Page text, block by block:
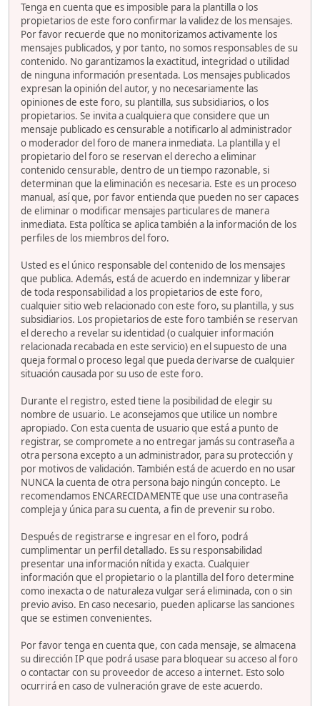
Tenga en cuenta que es imposible para la plantilla o los
propietarios de este foro confirmar la validez de los mensajes.
Por favor recuerde que no monitorizamos activamente los
mensajes publicados, y por tanto, no somos responsables de su
contenido. No garantizamos la exactitud, integridad o utilidad
de ninguna información presentada. Los mensajes publicados
expresan la opinión del autor, y no necesariamente las
opiniones de este foro, su plantilla, sus subsidiarios, o los
propietarios. Se invita a cualquiera que considere que un
mensaje publicado es censurable a notificarlo al administrador
o moderador del foro de manera inmediata. La plantilla y el
propietario del foro se reservan el derecho a eliminar
contenido censurable, dentro de un tiempo razonable, si
determinan que la eliminación es necesaria. Este es un proceso
manual, así que, por favor entienda que pueden no ser capaces
de eliminar o modificar mensajes particulares de manera
inmediata. Esta política se aplica también a la información de los
perfiles de los miembros del foro.
Usted es el único responsable del contenido de los mensajes
que publica. Además, está de acuerdo en indemnizar y liberar
de toda responsabilidad a los propietarios de este foro,
cualquier sitio web relacionado con este foro, su plantilla, y sus
subsidiarios. Los propietarios de este foro también se reservan
el derecho a revelar su identidad (o cualquier información
relacionada recabada en este servicio) en el supuesto de una
queja formal o proceso legal que pueda derivarse de cualquier
situación causada por su uso de este foro.
Durante el registro, ested tiene la posibilidad de elegir su
nombre de usuario. Le aconsejamos que utilice un nombre
apropiado. Con esta cuenta de usuario que está a punto de
registrar, se compromete a no entregar jamás su contraseña a
otra persona excepto a un administrador, para su protección y
por motivos de validación. También está de acuerdo en no usar
NUNCA la cuenta de otra persona bajo ningún concepto. Le
recomendamos ENCARECIDAMENTE que use una contraseña
compleja y única para su cuenta, a fin de prevenir su robo.
Después de registrarse e ingresar en el foro, podrá
cumplimentar un perfil detallado. Es su responsabilidad
presentar una información nítida y exacta. Cualquier
información que el propietario o la plantilla del foro determine
como inexacta o de naturaleza vulgar será eliminada, con o sin
previo aviso. En caso necesario, pueden aplicarse las sanciones
que se estimen convenientes.
Por favor tenga en cuenta que, con cada mensaje, se almacena
su dirección IP que podrá usase para bloquear su acceso al foro
o contactar con su proveedor de acceso a internet. Esto solo
ocurrirá en caso de vulneración grave de este acuerdo.